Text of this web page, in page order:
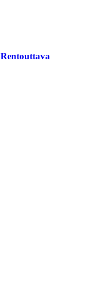
Rentouttava